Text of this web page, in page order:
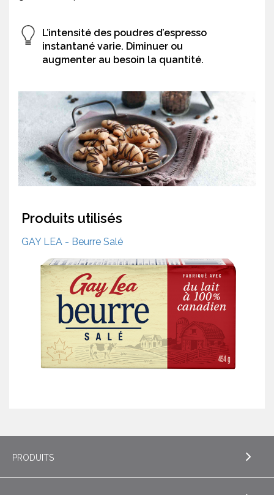
L’intensité des poudres d’espresso
instantané varie. Diminuer ou
augmenter au besoin la quantité.
Produits utilisés
GAY LEA - Beurre Salé
PRODUITS